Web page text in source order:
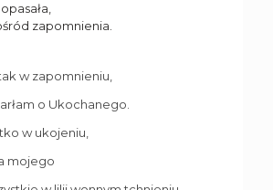
zapomnienia.
w zapomnieniu,
o Ukochanego.
w ukojeniu,
mojego